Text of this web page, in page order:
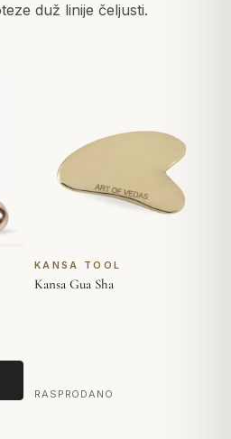
duž linije čeljusti.
KANSA TOOL
Kansa Gua Sha
RASPRODANO